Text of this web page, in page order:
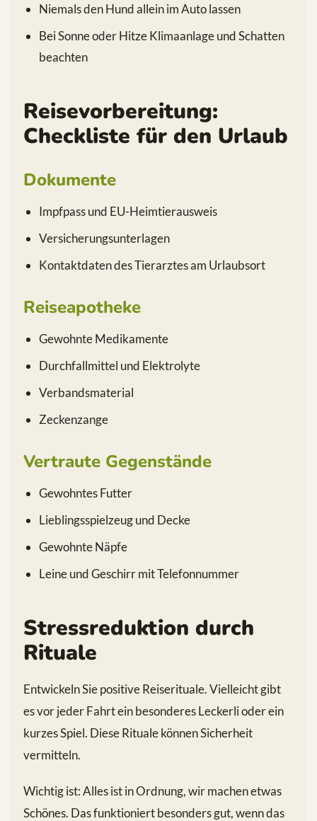
Niemals den Hund allein im Auto lassen
Bei Sonne oder Hitze Klimaanlage und Schatten
beachten
Reisevorbereitung:
Checkliste für den Urlaub
Dokumente
Impfpass und EU-Heimtierausweis
Versicherungsunterlagen
Kontaktdaten des Tierarztes am Urlaubsort
Reiseapotheke
Gewohnte Medikamente
Durchfallmittel und Elektrolyte
Verbandsmaterial
Zeckenzange
Vertraute Gegenstände
Gewohntes Futter
Lieblingsspielzeug und Decke
Gewohnte Näpfe
Leine und Geschirr mit Telefonnummer
Stressreduktion durch
Rituale
Entwickeln Sie positive Reiserituale. Vielleicht gibt
es vor jeder Fahrt ein besonderes Leckerli oder ein
kurzes Spiel. Diese Rituale können Sicherheit
vermitteln.
Wichtig ist: Alles ist in Ordnung, wir machen etwas
Schönes. Das funktioniert besonders gut, wenn das